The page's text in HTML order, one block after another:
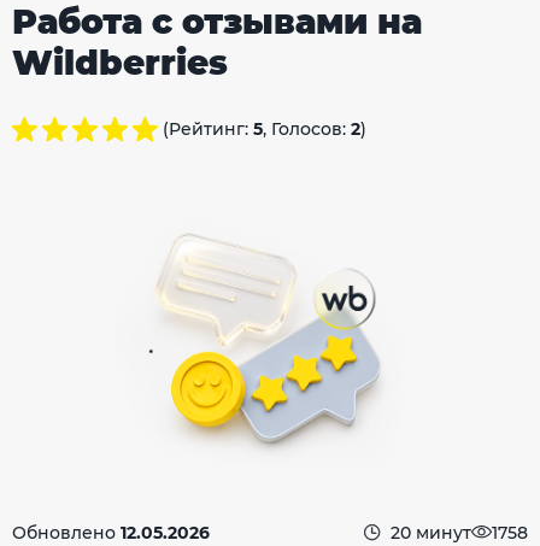
Работа с отзывами на
Wildberries
(Рейтинг: 5, Голосов: 2)
Обновлено 12.05.2026 20 минут 1758